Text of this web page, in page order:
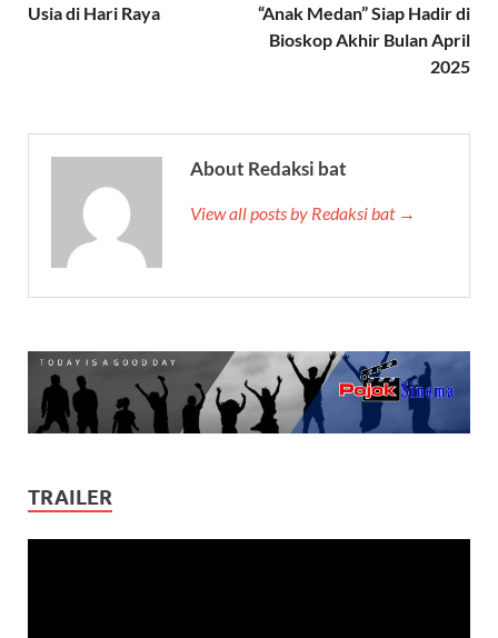
Usia di Hari Raya
“Anak Medan” Siap Hadir di
Bioskop Akhir Bulan April
2025
About Redaksi bat
View all posts by Redaksi bat →
TRAILER